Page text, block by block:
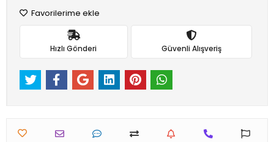
Favorilerime ekle
Hızlı Gönderi Güvenli Alışveriş